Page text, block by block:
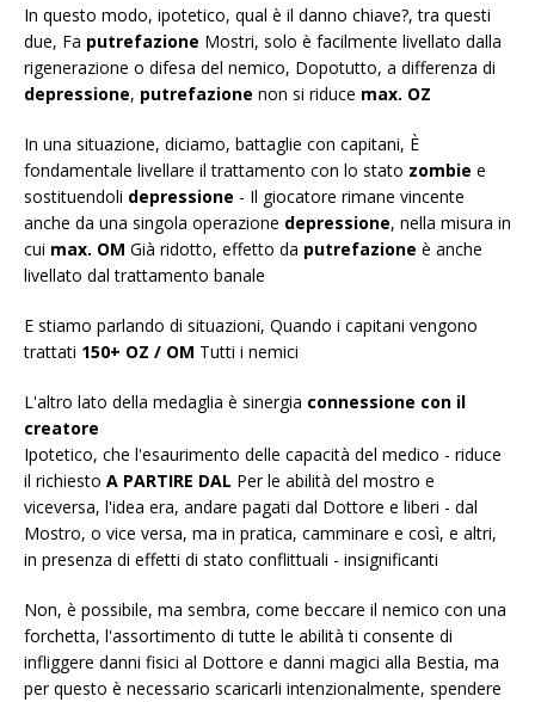
In questo modo, ipotetico, qual è il danno chiave?, tra questi
due, Fa putrefazione Mostri, solo è facilmente livellato dalla
rigenerazione o difesa del nemico, Dopotutto, a differenza di
depressione, putrefazione non si riduce max. OZ
In una situazione, diciamo, battaglie con capitani, È
fondamentale livellare il trattamento con lo stato zombie e
sostituendoli depressione - Il giocatore rimane vincente
anche da una singola operazione depressione, nella misura in
cui max. OM Già ridotto, effetto da putrefazione è anche
livellato dal trattamento banale
E stiamo parlando di situazioni, Quando i capitani vengono
trattati 150+ OZ / OM Tutti i nemici
L'altro lato della medaglia è sinergia connessione con il
creatore
Ipotetico, che l'esaurimento delle capacità del medico - riduce
il richiesto A PARTIRE DAL Per le abilità del mostro e
viceversa, l'idea era, andare pagati dal Dottore e liberi - dal
Mostro, o vice versa, ma in pratica, camminare e così, e altri,
in presenza di effetti di stato conflittuali - insignificanti
Non, è possibile, ma sembra, come beccare il nemico con una
forchetta, l'assortimento di tutte le abilità ti consente di
infliggere danni fisici al Dottore e danni magici alla Bestia, ma
per questo è necessario scaricarli intenzionalmente, spendere